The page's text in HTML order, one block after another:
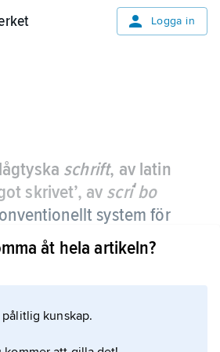
Logga in
schrift, av latin
skrivet’, av scriʹbo
system för
genom på föremål
så utformat att texter i
har en dokumenterad
åt hela artikeln?
kunskap.